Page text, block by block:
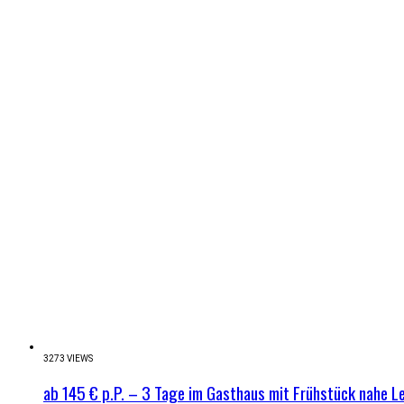
3273 VIEWS
ab 145 € p.P. – 3 Tage im Gasthaus mit Frühstück nahe